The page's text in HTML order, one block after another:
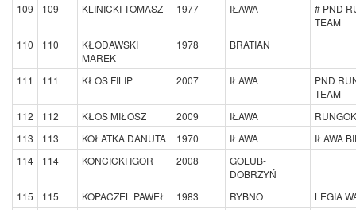
109 109 KLINICKI TOMASZ 1977 IŁAWA
# PND
TEAM
110
110
KŁODAWSKI
MAREK
1978 BRATIAN
111 111 KŁOS FILIP 2007 IŁAWA
PND
TEAM
112
112 KŁOS MIŁOSZ 2009 IŁAWA
113
113 KOŁATKA DANUTA 1970 IŁAWA
IŁAWA
114
114 KONCICKI IGOR 2008
GOLUB-
DOBRZYŃ
115
115 KOPACZEL PAWEŁ 1983 RYBNO
LEGIA